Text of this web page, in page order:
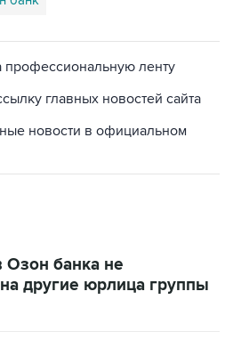
профессиональную ленту
главных новостей сайта
новости в официальном
Озон банка не
другие юрлица группы